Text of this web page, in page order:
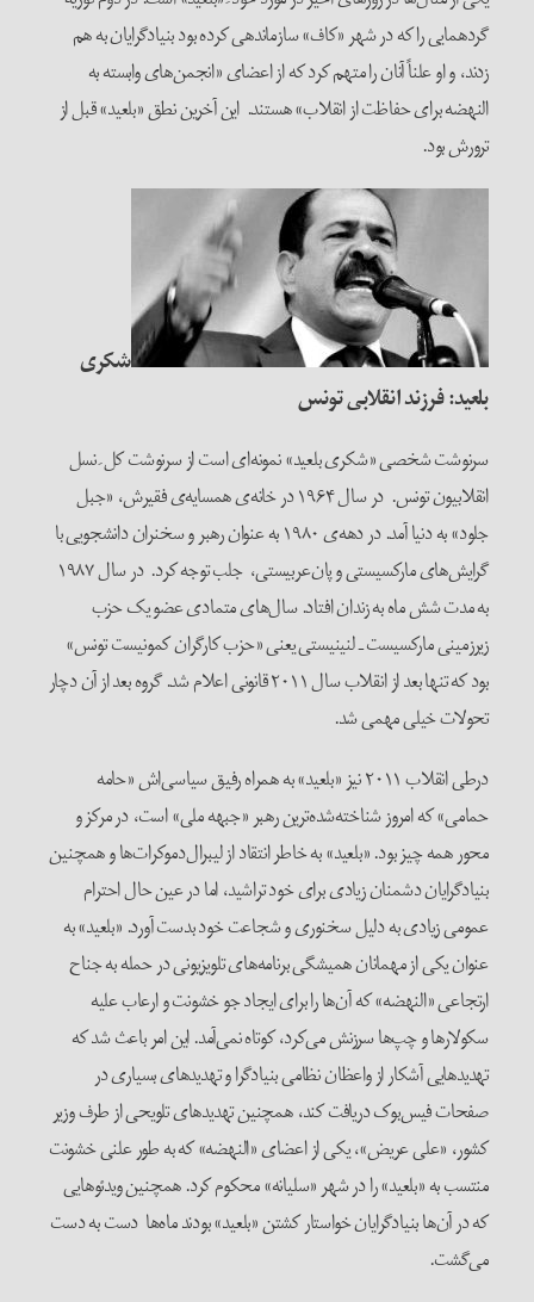
گردهمایی را که در شهر «کاف» سازماندهی کرده بود بنیادگرایان به هم
زدند، و او علناً آنان را متهم کرد که از اعضای «انجمن‌های وابسته به
النهضه برای حفاظت از انقلاب» هستند. این آخرین نطق «بلعید» قبل از
ترورش بود.
شکری
بلعید: فرزند انقلابی تونس
سرنوشت شخصی «شکری بلعید» نمونه‌ای است از سرنوشت کل ِ نسل
انقلابیون تونس. در سال ۱۹۶۴ در خانه‌‌ی همسایه‌ی فقیرش، «جبل
جلود» به دنیا آمد. در دهه‌ی ۱۹۸۰ به عنوان رهبر و سخنران دانشجویی با
گرایش‌های مارکسیستی و پان‌عربیستی، جلب توجه کرد. در سال ۱۹۸۷
به مدت شش ماه به زندان افتاد. سال‌های متمادی عضو یک حزب
زیرزمینی مارکسیست ـ لنینیستی یعنی «حزب کارگران کمونیست تونس»
بود که تنها بعد از انقلاب سال ۲۰۱۱ قانونی اعلام شد. گروه بعد از آن دچار
تحولات خیلی مهمی شد.
درطی انقلاب ۲۰۱۱ نیز «بلعید» به همراه رفیق سیاسی‌اش «حامه
حمامی» که امروز شناخته‌شده‌ترین رهبر «جبهه ملی» است، در مرکز و
محور همه چیز بود. «بلعید» به خاطر انتقاد از لیبرال‌دموکرات‌ها و همچنین
بنیادگرایان دشمنان زیادی برای خود تراشید، اما در عین حال احترام
عمومی زیادی به دلیل سخنوری و شجاعت خود بدست آورد. «بلعید» به
عنوان یکی از مهمانان همیشگی برنامه‌های تلویزیونی در حمله به جناح
ارتجاعی «النهضه» که آن‌ها را برای ایجاد جو خشونت و ارعاب علیه
سکولارها و چپ‌ها سرزنش می‌کرد، کوتاه نمی‌آمد. این امر باعث شد که
تهدیدهایی آشکار از واعظان نظامی بنیادگرا و تهدیدهای بسیاری در
صفحات فیس‌بوک دریافت کند، همچنین تهدیدهای تلویحی‌ از طرف وزیر
کشور، «علی عریض»، یکی از اعضای «النهضه» که به طور علنی خشونت
منتسب به «بلعید» را در شهر «سلیانه» محکوم کرد. همچنین ویدئوهایی
که در آن‌ها بنیادگرایان خواستار کشتن «بلعید» بودند ماه‌ها دست به دست
می‌گشت.